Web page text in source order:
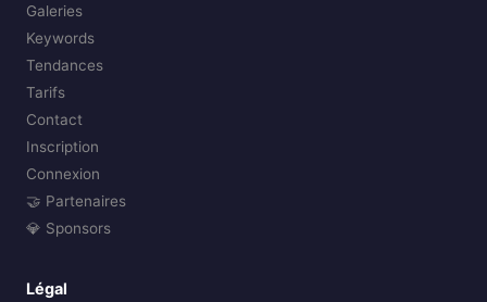
Galeries
Keywords
Tendances
Tarifs
Contact
Inscription
Connexion
🤝 Partenaires
💎 Sponsors
Légal